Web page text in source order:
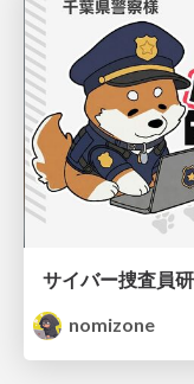
サイバー捜査員研
nomizone